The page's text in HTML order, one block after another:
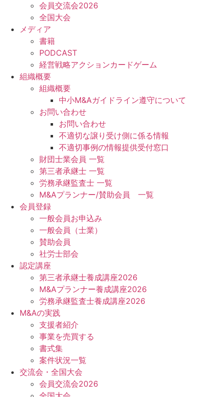
会員交流会2026
全国大会
メディア
書籍
PODCAST
経営戦略アクションカードゲーム
組織概要
組織概要
中小M&Aガイドライン遵守について
お問い合わせ
お問い合わせ
不適切な譲り受け側に係る情報
不適切事例の情報提供受付窓口
財団士業会員 一覧
第三者承継士 一覧
労務承継監査士 一覧
M&Aプランナー/賛助会員 一覧
会員登録
一般会員お申込み
一般会員（士業）
賛助会員
社労士部会
認定講座
第三者承継士養成講座2026
M&Aプランナー養成講座2026
労務承継監査士養成講座2026
M&Aの実践
支援者紹介
事業を売買する
書式集
案件状況一覧
交流会・全国大会
会員交流会2026